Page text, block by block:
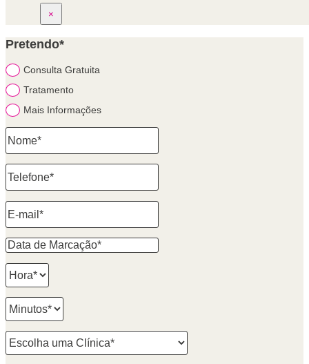
×
Pretendo*
Consulta Gratuita
Tratamento
Mais Informações